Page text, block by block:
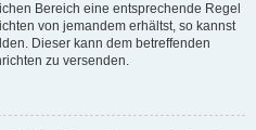
Bereich eine entsprechende Regel
von jemandem erhältst, so kannst
Dieser kann dem betreffenden
zu versenden.